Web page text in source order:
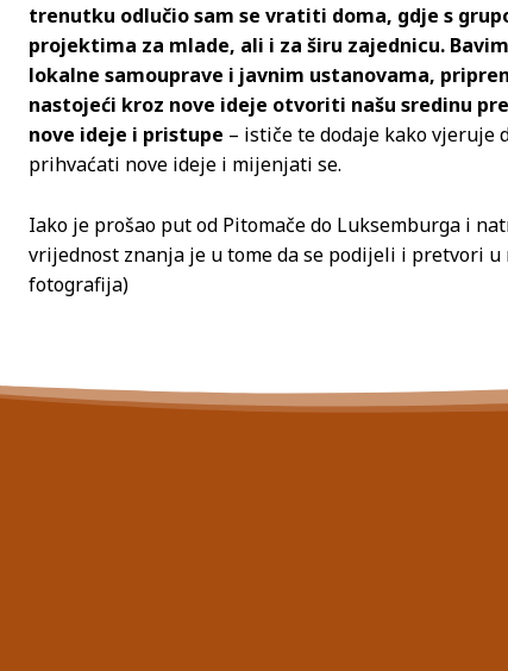
trenutku odlučio sam se vratiti doma, gdje s
projektima za mlade, ali i za širu zajednicu.
lokalne samouprave i javnim ustanovama,
nastojeći kroz nove ideje otvoriti našu sredinu
nove ideje i pristupe – ističe te dodaje kako vjeruje
prihvaćati nove ideje i mijenjati se.
Iako je prošao put od Pitomače do Luksemburga i
vrijednost znanja je u tome da se podijeli i pretvori u
fotografija)